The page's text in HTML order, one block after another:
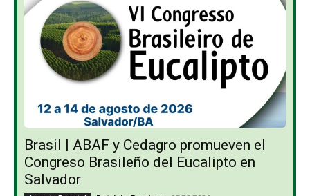
Brasil | ABAF y Cedagro promueven el
Congreso Brasileño del Eucalipto en
Salvador